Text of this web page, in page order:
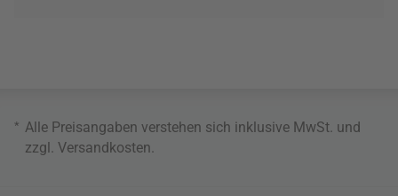
* Alle Preisangaben verstehen sich inklusive MwSt. und
zzgl. Versandkosten.